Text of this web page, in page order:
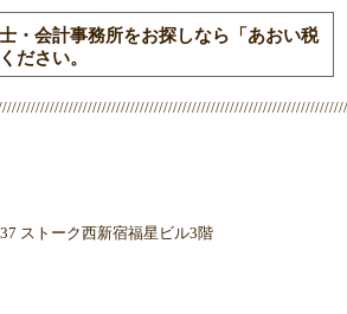
・会計事務所をお探しなら「あおい税
ださい。
ストーク西新宿福星ビル3階